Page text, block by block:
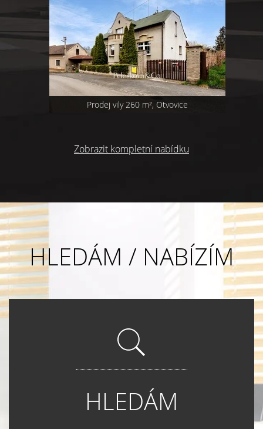
Prodej vily 260 m², Otvovice
Zobrazit kompletní nabídku
HLEDÁM / NABÍZÍM
HLEDÁM